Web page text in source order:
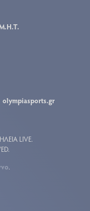
olympiasports.gr
LIVE.
.